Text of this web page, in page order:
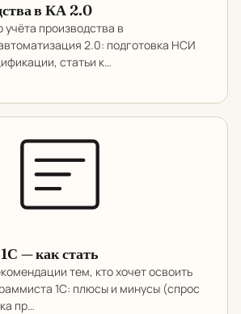
в КА 2.0
производства в
2.0: подготовка НСИ
статьи к…
— как стать
тем, кто хочет освоить
1С: плюсы и минусы (спрос
пр…